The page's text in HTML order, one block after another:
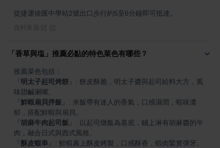
從捷運徐匯中學站2號出口步行約5至6分鐘即可抵達。
「香草與塩」推薦必點的特色菜色有哪些？
明太子起司烤餅
: 餅皮酥脆，明太子醬與起司給料大方，風
鮮蝦扇貝拌飯
: 米飯帶有迷人的香氣，口感濕潤，蝦味濃
胡麻牛肉起司飯
: 以起司燉飯為基底，鋪上淋有胡麻醬的牛
酥皮蝦串